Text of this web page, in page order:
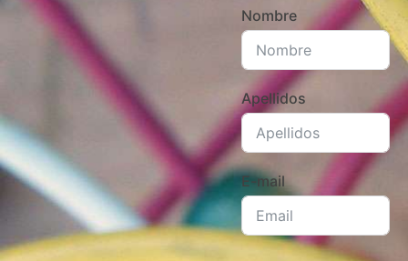
Nombre
Apellidos
E-mail